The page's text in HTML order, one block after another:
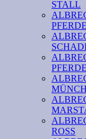
STALL
ROSS